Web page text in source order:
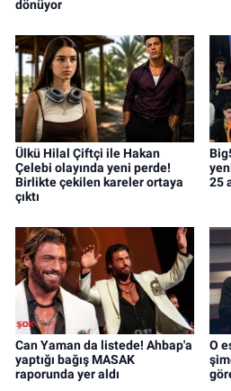
dönüyor
Ülkü Hilal Çiftçi ile Hakan
Çelebi olayında yeni perde!
Birlikte çekilen kareler ortaya
çıktı
25
Can Yaman da listede! Ahbap'a
yaptığı bağış MASAK
raporunda yer aldı
O